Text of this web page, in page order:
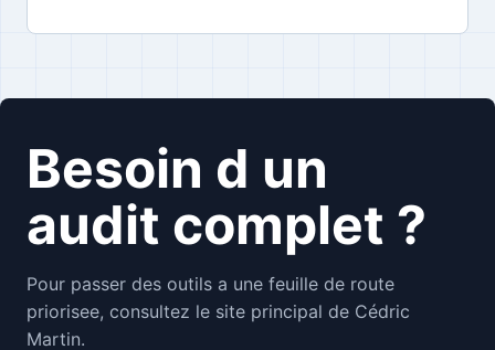
Besoin d un
audit complet ?
Pour passer des outils a une feuille de route
priorisee, consultez le site principal de Cédric
Martin.